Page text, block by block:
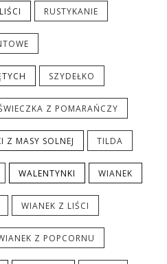
RUSTYKANIE
SZYDEŁKO
Z POMARAŃCZY
Z MASY SOLNEJ TILDA
WALENTYNKI WIANEK
WIANEK Z LIŚCI
Z POPCORNU